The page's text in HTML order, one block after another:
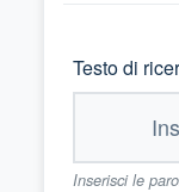
Testo di
Inserisci le